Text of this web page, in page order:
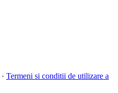
· Termeni si conditii de utilizare a